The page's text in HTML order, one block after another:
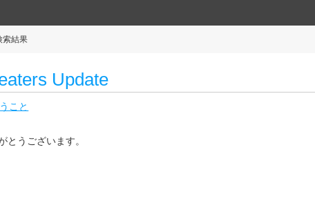
索結果
Update
こと
とうございます。